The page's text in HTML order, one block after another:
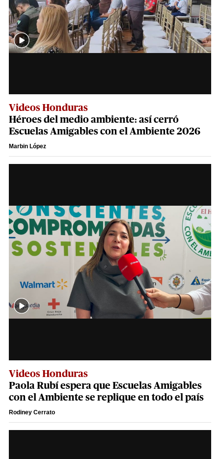
Videos Honduras
Héroes del medio ambiente: así cerró
Escuelas Amigables con el Ambiente 2026
Marbin López
Videos Honduras
Paola Rubí espera que Escuelas Amigables
con el Ambiente se replique en todo el país
Rodiney Cerrato